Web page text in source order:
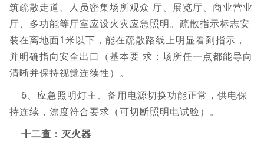
筑疏散走道、人员密集场所观众 厅、展览厅、商业营业
厅、多功能等厅室应设火灾应急照明。疏散指示标志安
装在离地面1米以下，能在疏散路线上明显看到指示，
并明确指向安全出口（基本要 求：场所任一点都能导向
清晰并保持视觉连续性）。
6、应急照明灯主、备用电源切换功能正常，供电保
持连续，潦度符合要求（可切断照明电试验）。
十二查：灭火器